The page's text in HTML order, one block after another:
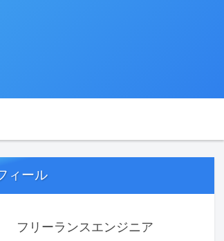
ィール
フリーランスエンジニア